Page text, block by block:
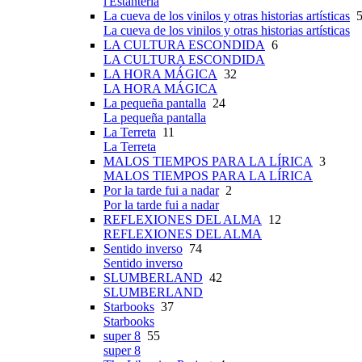
La cueva de los vinilos y otras historias artísticas
La cueva de los vinilos y otras historias artísticas
LA CULTURA ESCONDIDA 6
LA CULTURA ESCONDIDA
LA HORA MÁGICA 32
LA HORA MÁGICA
La pequeña pantalla 24
La pequeña pantalla
La Terreta 11
La Terreta
MALOS TIEMPOS PARA LA LÍRICA 3
MALOS TIEMPOS PARA LA LÍRICA
Por la tarde fui a nadar2
Por la tarde fui a nadar
REFLEXIONES DEL ALMA
12
REFLEXIONES DEL ALMA
Sentido inverso 74
Sentido inverso
SLUMBERLAND 42
SLUMBERLAND
Starbooks 37
Starbooks
super 8 55
super 8